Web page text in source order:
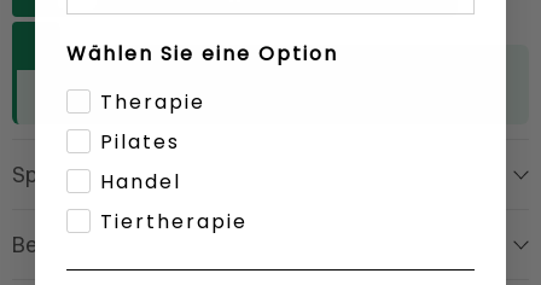
registrieren
Spezifikationen
Beschreibung
Wählen Sie eine Option
Therapie
Pilates
Handel
Tiertherapie